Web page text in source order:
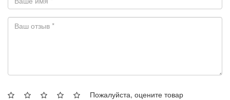
Пожалуйста, оцените товар